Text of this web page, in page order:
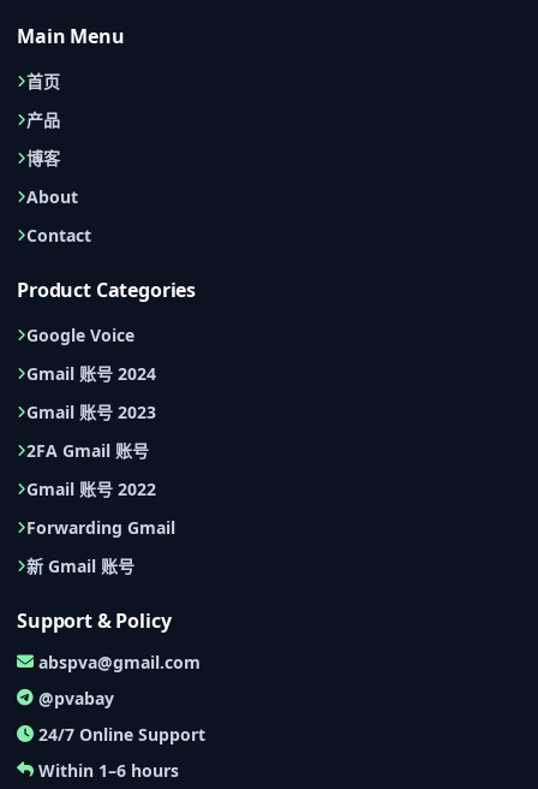
Main Menu
首页
产品
博客
About
Contact
Product Categories
Google Voice
Gmail 账号 2024
Gmail 账号 2023
2FA Gmail 账号
Gmail 账号 2022
Forwarding Gmail
新 Gmail 账号
Support & Policy
abspva@gmail.com
@pvabay
24/7 Online Support
Within 1–6 hours